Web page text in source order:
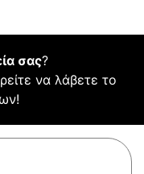
σας?
να λάβετε το